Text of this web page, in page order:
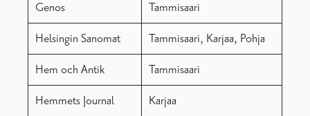
Genos Tammisaari
Helsingin Sanomat Tammisaari, Karjaa, Pohja
Hem och Antik Tammisaari
Hemmets Journal Karjaa